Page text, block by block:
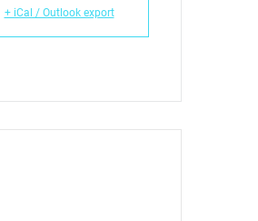
+ iCal / Outlook export